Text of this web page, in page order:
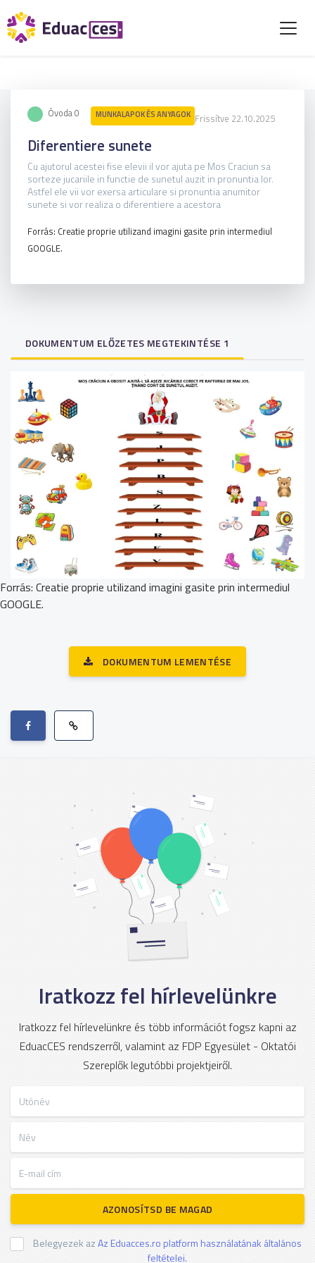
Óvoda 0 MUNKALAPOK ÉS ANYAGOK Frissítve 22.10.2025
Diferentiere sunete
Cu ajutorul acestei fise elevii il vor ajuta pe Mos Craciun sa
sorteze jucariile in functie de sunetul auzit in pronuntia lor.
Astfel ele vii vor exersa articulare si pronuntia anumitor
sunete si vor realiza o diferentiere a acestora
Forrás: Creatie proprie utilizand imagini gasite prin intermediul
GOOGLE.
DOKUMENTUM ELŐZETES MEGTEKINTÉSE 1
Forrás: Creatie proprie utilizand imagini gasite prin intermediul
GOOGLE.
DOKUMENTUM LEMENTÉSE
Iratkozz fel hírlevelünkre
Iratkozz fel hírlevelünkre és több információt fogsz kapni az
EduacCES rendszerről, valamint az FDP Egyesület - Oktatói
Szereplők legutóbbi projektjeiről.
AZONOSÍTSD BE MAGAD
Belegyezek azAz Eduacces.ro platform használatának általános
feltételei.